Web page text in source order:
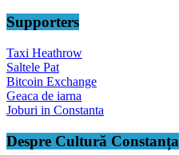
Supporters
Taxi Heathrow
Saltele Pat
Bitcoin Exchange
Geaca de iarna
Joburi in Constanta
Despre Cultură Constanța